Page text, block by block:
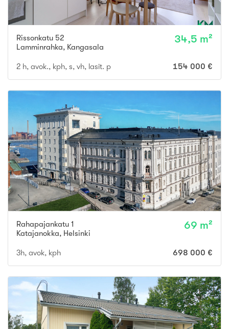
Rissonkatu 52
Lamminrahka, Kangasala
34,5 m²
2 h, avok., kph, s, vh, lasit. p 154 000 €
Rahapajankatu 1
Katajanokka, Helsinki
69 m²
3h, avok, kph 698 000 €